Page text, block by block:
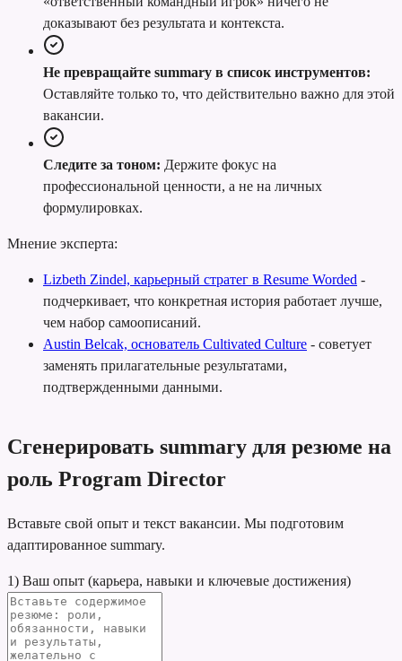
доказывают без результата и контекста.
Не превращайте summary в список инструментов:
Оставляйте только то, что действительно важно для этой
вакансии.
Следите за тоном: Держите фокус на
профессиональной ценности, а не на личных
формулировках.
Мнение эксперта:
Lizbeth Zindel, карьерный стратег в Resume Worded -
подчеркивает, что конкретная история работает лучше,
чем набор самоописаний.
Austin Belcak, основатель Cultivated Culture - советует
заменять прилагательные результатами,
подтвержденными данными.
Сгенерировать summary для резюме на
роль Program Director
Вставьте свой опыт и текст вакансии. Мы подготовим
адаптированное summary.
1) Ваш опыт (карьера, навыки и ключевые достижения)